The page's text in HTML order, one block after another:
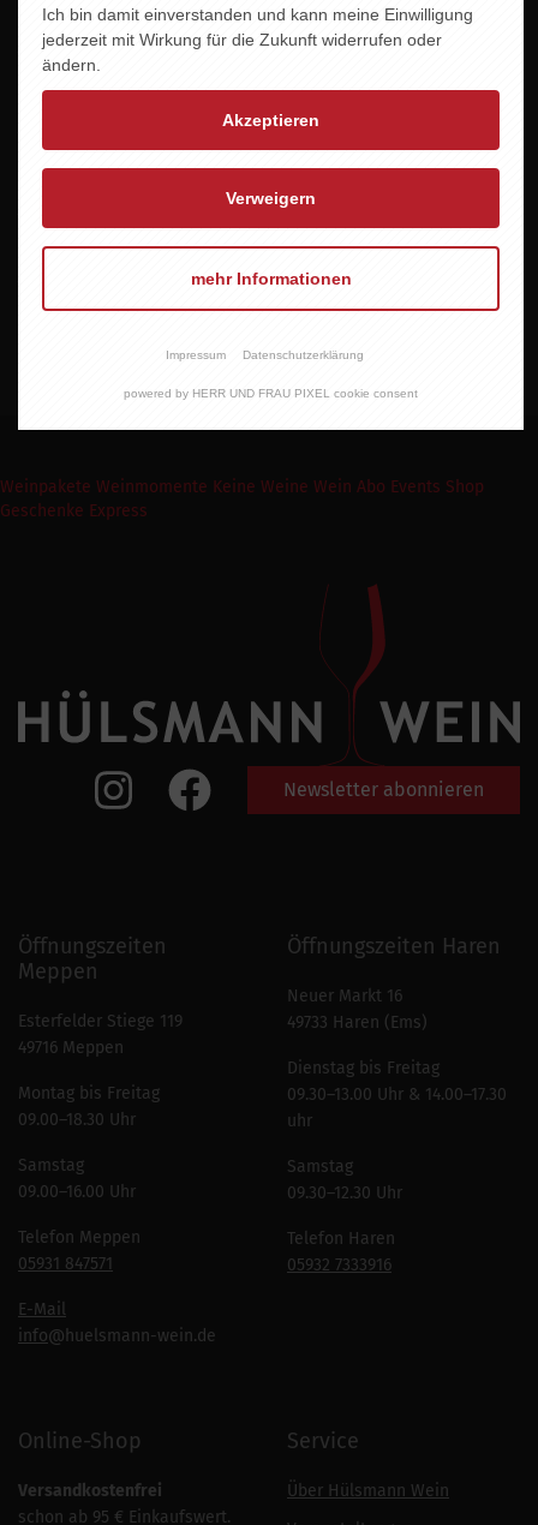
Jahrgang
2024
11,5 % vol.
Weinpakete Weinmomente Keine Weine Wein Abo Events Shop
Geschenke Express
Newsletter abonnieren
Öffnungszeiten
Meppen
Esterfelder Stiege 119
49716 Meppen
Montag bis Freitag
09.00–18.30 Uhr
Samstag
09.00–16.00 Uhr
Telefon Meppen
05931 847571
E-Mail
info@huelsmann-wein.de
Öffnungszeiten Haren
Neuer Markt 16
49733 Haren (Ems)
Dienstag bis Freitag
09.30–13.00 Uhr & 14.00–17.30
uhr
Samstag
09.30–12.30 Uhr
Telefon Haren
05932 7333916
Online-Shop
Versandkostenfrei
schon ab 95 € Einkaufswert.
Service
Über Hülsmann Wein
Ich bin damit einverstanden und kann meine Einwilligung
jederzeit mit Wirkung für die Zukunft widerrufen oder
ändern.
Akzeptieren
Verweigern
mehr Informationen
Impressum Datenschutzerklärung
powered by HERR UND FRAU PIXEL cookie consent